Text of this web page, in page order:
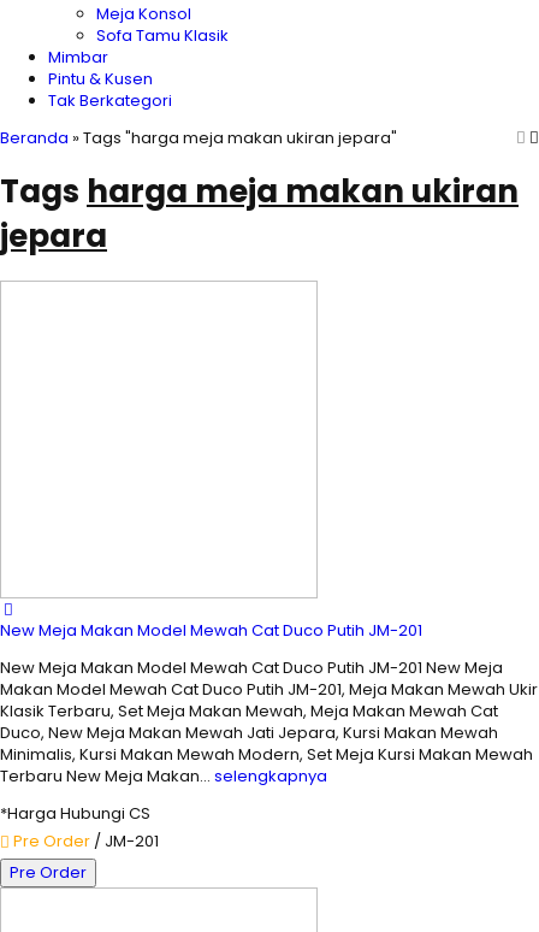
Meja Konsol
Sofa Tamu Klasik
Mimbar
Pintu & Kusen
Tak Berkategori
Beranda »Tags "harga meja makan ukiran jepara"
Tags harga meja makan ukiran
jepara
New Meja Makan Model Mewah Cat Duco Putih JM-201
New Meja Makan Model Mewah Cat Duco Putih JM-201 New Meja
Makan Model Mewah Cat Duco Putih JM-201, Meja Makan Mewah Ukir
Klasik Terbaru, Set Meja Makan Mewah, Meja Makan Mewah Cat
Duco, New Meja Makan Mewah Jati Jepara, Kursi Makan Mewah
Minimalis, Kursi Makan Mewah Modern, Set Meja Kursi Makan Mewah
Terbaru New Meja Makan… selengkapnya
*Harga Hubungi CS
Pre Order / JM-201
Pre Order